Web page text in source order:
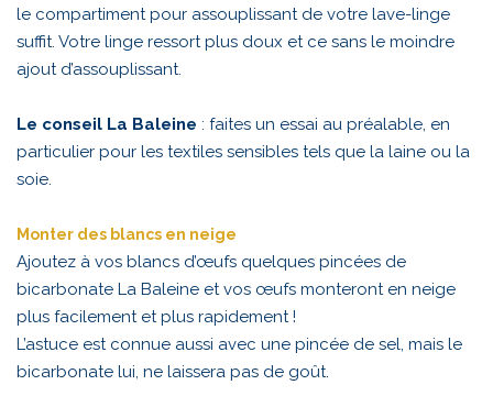
le compartiment pour assouplissant de votre lave-linge
suffit. Votre linge ressort plus doux et ce sans le moindre
ajout d’assouplissant.
Le conseil La Baleine : faites un essai au préalable, en
particulier pour les textiles sensibles tels que la laine ou la
soie.
Monter des blancs en neige
Ajoutez à vos blancs d’œufs quelques pincées de
bicarbonate La Baleine et vos œufs monteront en neige
plus facilement et plus rapidement !
L’astuce est connue aussi avec une pincée de sel, mais le
bicarbonate lui, ne laissera pas de goût.